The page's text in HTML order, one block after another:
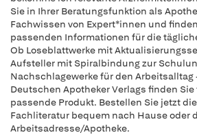
Sie in Ihrer Beratungsfunktion als
Fachwissen von Expert*innen und
passenden Informationen für die
Ob Loseblattwerke mit
Aufsteller mit Spiralbindung zur
Nachschlagewerke für den
Deutschen Apotheker Verlags finden
passende Produkt. Bestellen Sie jetzt
Fachliteratur bequem nach Hause oder
Arbeitsadresse/Apotheke.